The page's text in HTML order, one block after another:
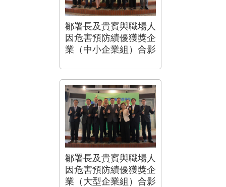
鄒署長及貴賓與職場人
因危害預防績優獲獎企
業（中小企業組）合影
鄒署長及貴賓與職場人
因危害預防績優獲獎企
業（大型企業組）合影